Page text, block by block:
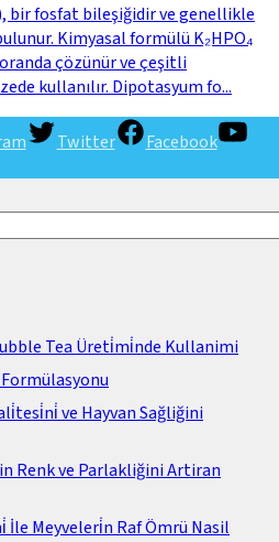
bir fosfat bileşiğidir ve genellikle
Kimyasal formülü K₂HPO₄
çözünür ve çeşitli
kullanılır. Dipotasyum fo...
Twitter
Facebook
Tea Üreti̇mi̇nde Kullanimi
Formülasyonu
ve Hayvan Sağliğini
Renk ve Parlakliğini Artiran
İle Meyveleri̇n Raf Ömrü Nasil